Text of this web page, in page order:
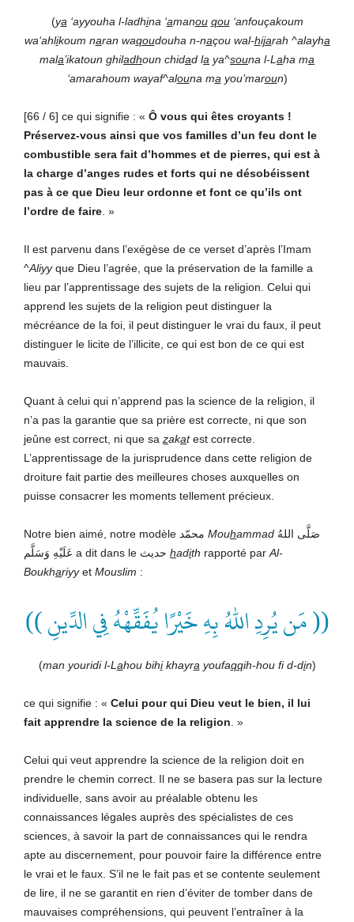
(ya ‘ayyouha l-ladhina ‘amanou qou‘anfouçakoum
wa‘ahlikoum naran waqoudouha n-naçou wal-hijarah ^alayha
mala’ikatoun ghiladhoun chidad la ya^souna l-L aha ma
‘amarahoum wayaf^alouna ma you’maroun)
[66 / 6] ce qui signifie : « Ô vous qui êtes croyants !
Préservez-vous ainsi que vos familles d’un feu dont le
combustible sera fait d’hommes et de pierres, qui est à
la charge d’anges rudes et forts qui ne désobéissent
pas à ce que Dieu leur ordonne et font ce qu’ils ont
l’ordre de faire . »
Il est parvenu dans l’exégèse de ce verset d’après l’Imam
^Aliyyque Dieu l’agrée, que la préservation de la famille a
lieu par l’apprentissage des sujets de la religion. Celui qui
apprend les sujets de la religion peut distinguer la
mécréance de la foi, il peut distinguer le vrai du faux, il peut
distinguer le licite de l’illicite, ce qui est bon de ce qui est
mauvais.
Quant à celui qui n’apprend pas la science de la religion, il
n’a pas la garantie que sa prière est correcte, ni que son
jeûne est correct, ni que sa zakatest correcte.
L’apprentissage de la jurisprudence dans cette religion de
droiture fait partie des meilleures choses auxquelles on
puisse consacrer les moments tellement précieux.
Mouhammad
hadith rapporté par Al-
Boukhariyyet Mouslim :
(( مَن يُرِدِ اللهُ بِهِ خَيْرًا يُفَقِّهْهُ فِي الدِّينِ ))
(man youridi l-L ahou bihikhayra youfaqqih-hou fi d-din)
ce qui signifie : « Celui pour qui Dieu veut le bien, il lui
fait apprendre la science de la religion . »
Celui qui veut apprendre la science de la religion doit en
prendre le chemin correct. Il ne se basera pas sur la lecture
individuelle, sans avoir au préalable obtenu les
connaissances légales auprès des spécialistes de ces
sciences, à savoir la part de connaissances qui le rendra
apte au discernement, pour pouvoir faire la différence entre
le vrai et le faux. S’il ne le fait pas et se contente seulement
de lire, il ne se garantit en rien d’éviter de tomber dans de
mauvaises compréhensions, qui peuvent l’entraîner à la